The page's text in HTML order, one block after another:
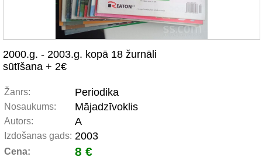
2000.g. - 2003.g. kopā 18 žurnāli
sūtīšana + 2€
Žanrs: Periodika
Nosaukums: Mājadzīvoklis
Autors: A
Izdošanas gads: 2003
Cena: 8 €